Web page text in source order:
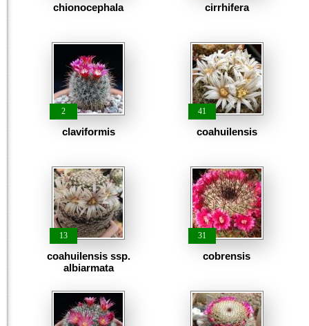
chionocephala cirrhifera
2
claviformis
41
coahuilensis
13
coahuilensis ssp.
albiarmata
31
cobrensis